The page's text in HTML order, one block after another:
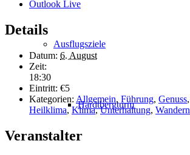
Ausflugsziele
Hardtbergturm
Outlook Live
Details
Datum: 6. August
Zeit:
18:30
Eintritt: €5
Kategorien: Allgemein, Führung, Genuss,
Heilklima,Klima,Unterhaltung, Wandern
Veranstalter